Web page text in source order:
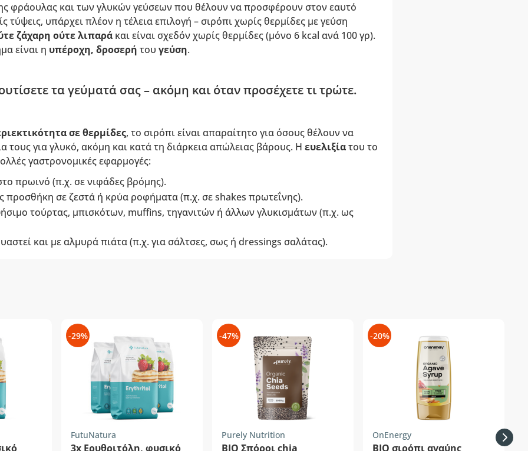
φράουλας και των γλυκών γεύσεων που θέλουν να προσφέρουν στον εαυτό
τύψεις, υπάρχει πλέον η τέλεια επιλογή – σιρόπι χωρίς θερμίδες με γεύση
ζάχαρη ούτε λιπαράκαι είναι σχεδόν χωρίς θερμίδες (μόνο 6 kcal ανά 100 γρ).
είναι η υπέροχη, δροσερή του γεύση.
τα γεύματά σας – ακόμη και όταν προσέχετε τι τρώτε.
σε θερμίδες, το σιρόπι είναι απαραίτητο για όσους θέλουν να
τους για γλυκό, ακόμη και κατά τη διάρκεια απώλειας βάρους. Η ευελιξίατου το
γαστρονομικές εφαρμογές:
πρωινό (π.χ. σε νιφάδες βρόμης).
προσθήκη σε ζεστά ή κρύα ροφήματα (π.χ. σε shakes πρωτεΐνης).
τούρτας, μπισκότων, muffins, τηγανιτών ή άλλων γλυκισμάτων (π.χ. ως
και με αλμυρά πιάτα (π.χ. για σάλτσες, σως ή dressings σαλάτας).
-29%
FutuNatura
3x Ερυθριτόλη, φυσικό
-47%
Purely Nutrition
ΒΙΟ Σπόροι chia
-20%
OnEnergy
ΒΙΟ σιρόπι αγαύης